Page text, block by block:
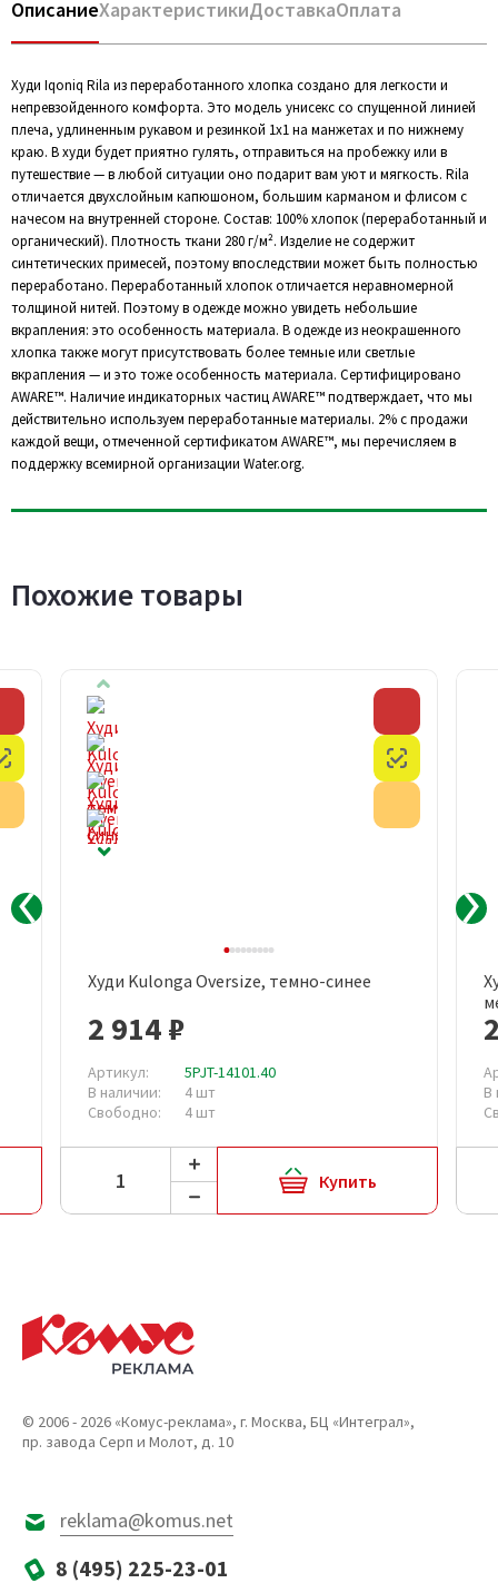
ОписаниеХарактеристикиДоставкаОплата
Худи Iqoniq Rila из переработанного хлопка создано для легкости и
непревзойденного комфорта. Это модель унисекс со спущенной линией
плеча, удлиненным рукавом и резинкой 1х1 на манжетах и по нижнему
краю. В худи будет приятно гулять, отправиться на пробежку или в
путешествие — в любой ситуации оно подарит вам уют и мягкость. Rila
отличается двухслойным капюшоном, большим карманом и флисом с
начесом на внутренней стороне. Состав: 100% хлопок (переработанный и
органический). Плотность ткани 280 г/м². Изделие не содержит
синтетических примесей, поэтому впоследствии может быть полностью
переработано. Переработанный хлопок отличается неравномерной
толщиной нитей. Поэтому в одежде можно увидеть небольшие
вкрапления: это особенность материала. В одежде из неокрашенного
хлопка также могут присутствовать более темные или светлые
вкрапления — и это тоже особенность материала. Сертифицировано
AWARE™. Наличие индикаторных частиц AWARE™ подтверждает, что мы
действительно используем переработанные материалы. 2% с продажи
каждой вещи, отмеченной сертификатом AWARE™, мы перечисляем в
поддержку всемирной организации Water.org.
Похожие товары
Честный знак
Худи Kulonga Oversize, темно-синее
2 914 ₽
Артикул:
5PJT-14101.40
В наличии:
4 шт
Свободно:
4 шт
Купить
В
© 2006 - 2026 «Комус-реклама», г. Москва, БЦ «Интеграл»,
пр. завода Серп и Молот, д. 10
reklama@komus.net
8 (495) 225-23-01